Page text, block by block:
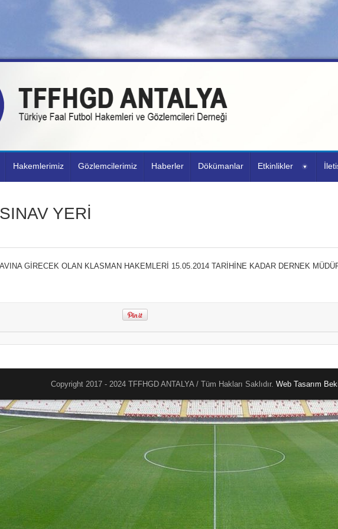
Hakemlerimiz Gözlemcilerimiz Haberler Dökümanlar Etkinlikler
YERİ
GİRECEK OLAN KLASMAN HAKEMLERİ 15.05.2014 TARİHİNE KADAR DERNEK
Copyright 2017 - 2024 TFFHGD ANTALYA / Tüm Hakları Saklıdır. Web Tasarım